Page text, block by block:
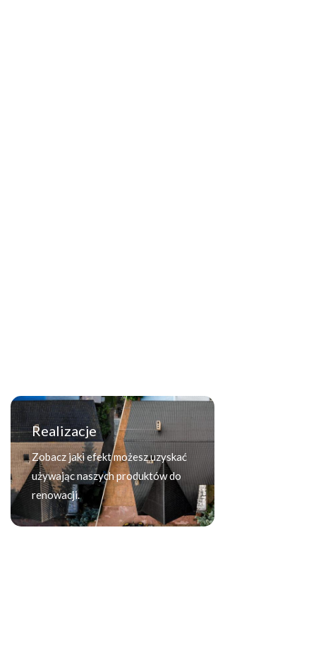
Realizacje
Zobacz jaki efekt możesz uzyskać
używając naszych produktów do
renowacji.